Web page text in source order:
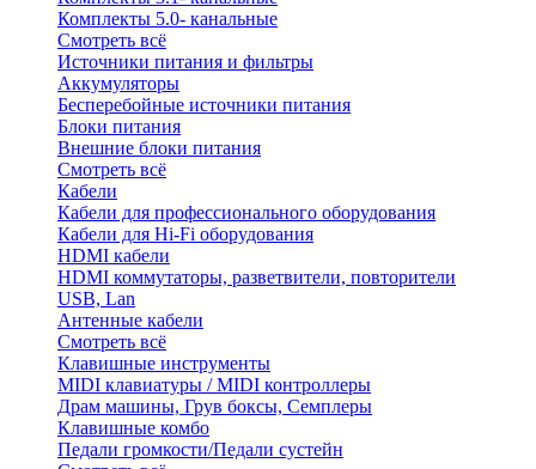
Комплекты 5.0- канальные
Смотреть всё
Источники питания и фильтры
Аккумуляторы
Бесперебойные источники питания
Блоки питания
Внешние блоки питания
Смотреть всё
Кабели
Кабели для профессионального оборудования
Кабели для Hi-Fi оборудования
HDMI кабели
HDMI коммутаторы, разветвители, повторители
USB, Lan
Антенные кабели
Смотреть всё
Клавишные инструменты
MIDI клавиатуры / MIDI контроллеры
Драм машины, Грув боксы, Семплеры
Клавишные комбо
Педали громкости/Педали сустейн